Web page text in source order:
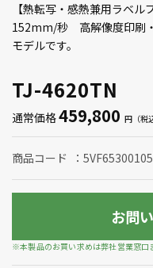
TJ-4620TN
【熱転写・感熱兼用ラベ
152mm/秒 高解像度印刷
モデルです。
通常価格459,800
商品コード 5VF65300105
お問
※本製品のお買い求めは弊社営業窓口